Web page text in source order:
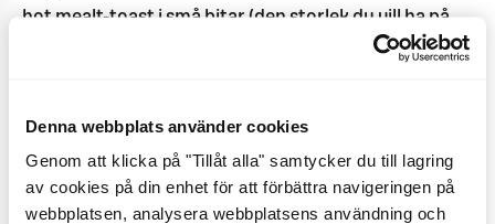
Denna webbplats använder cookies
Genom att klicka på "Tillåt alla" samtycker du till lagring
av cookies på din enhet för att förbättra navigeringen på
webbplatsen, analysera webbplatsens användning och
hot mealt-toast i små bitar (den storlek du vill ha på
dina krutonger). Sedan ta hälften av brödbitarna,
så de inte nuddar varandra.
Häll ut resterande brödbitar på plåten (eler en